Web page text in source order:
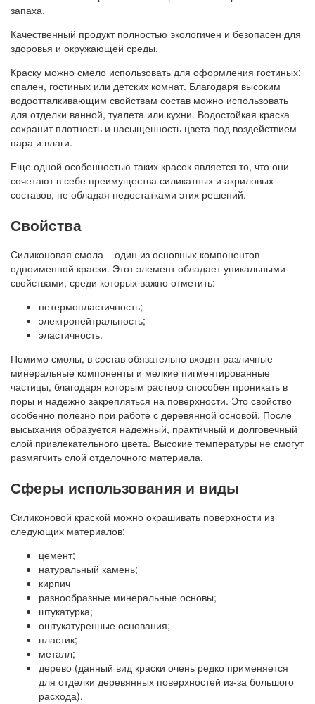
запаха.
Качественный продукт полностью экологичен и безопасен для
здоровья и окружающей среды.
Краску можно смело использовать для оформления гостиных:
спален, гостиных или детских комнат. Благодаря высоким
водоотталкивающим свойствам состав можно использовать
для отделки ванной, туалета или кухни. Водостойкая краска
сохранит плотность и насыщенность цвета под воздействием
пара и влаги.
Еще одной особенностью таких красок является то, что они
сочетают в себе преимущества силикатных и акриловых
составов, не обладая недостатками этих решений.
Свойства
Силиконовая смола – один из основных компонентов
одноименной краски. Этот элемент обладает уникальными
свойствами, среди которых важно отметить:
нетермопластичность;
электронейтральность;
эластичность.
Помимо смолы, в состав обязательно входят различные
минеральные компоненты и мелкие пигментированные
частицы, благодаря которым раствор способен проникать в
поры и надежно закрепляться на поверхности. Это свойство
особенно полезно при работе с деревянной основой. После
высыхания образуется надежный, практичный и долговечный
слой привлекательного цвета. Высокие температуры не смогут
размягчить слой отделочного материала.
Сферы использования и виды
Силиконовой краской можно окрашивать поверхности из
следующих материалов:
цемент;
натуральный камень;
кирпич
разнообразные минеральные основы;
штукатурка;
оштукатуренные основания;
пластик;
металл;
дерево (данный вид краски очень редко применяется
для отделки деревянных поверхностей из-за большого
расхода).